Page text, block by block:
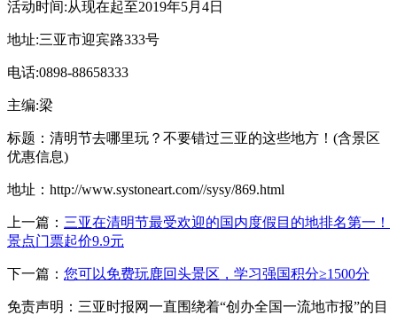
活动时间:从现在起至2019年5月4日
地址:三亚市迎宾路333号
电话:0898-88658333
主编:梁
标题：清明节去哪里玩？不要错过三亚的这些地方！(含景区
优惠信息)
地址：http://www.systoneart.com//sysy/869.html
上一篇： 三亚在清明节最受欢迎的国内度假目的地排名第一！
景点门票起价9.9元
下一篇： 您可以免费玩鹿回头景区，学习强国积分≥1500分
免责声明：三亚时报网一直围绕着“创办全国一流地市报”的目